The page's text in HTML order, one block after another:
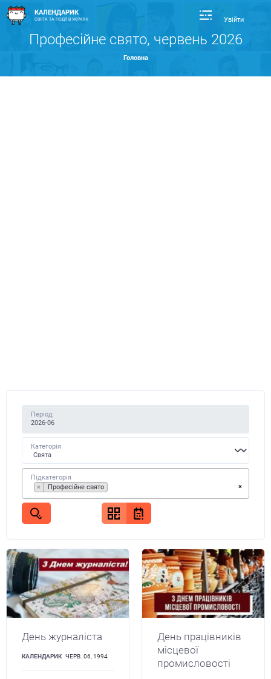
КАЛЕНДАРИК
СВЯТА ТА ПОДІЇ В УКРАЇНІ Увійти
Професійне свято, червень 2026
Головна
Період
Категорія
Підкатегорія
×
× Професійне свято
День журналіста
КАЛЕНДАРИК ЧЕРВ. 06, 1994
День працівників
місцевої
промисловості